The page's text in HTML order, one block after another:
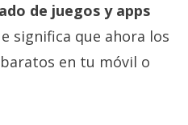
de juegos y apps
significa que ahora los
en tu móvil o